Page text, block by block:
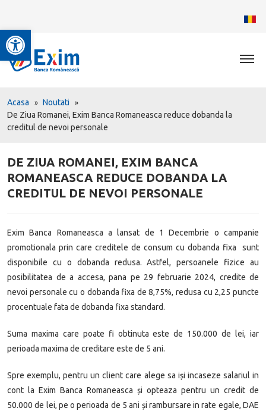
Deschide bara de unelte
Acasa
Noutati
De Ziua Romanei, Exim Banca Romaneasca reduce dobanda la
creditul de nevoi personale
DE ZIUA ROMANEI, EXIM BANCA
ROMANEASCA REDUCE DOBANDA LA
CREDITUL DE NEVOI PERSONALE
Exim Banca Romaneasca a lansat de 1 Decembrie o campanie
promotionala prin care creditele de consum cu dobanda fixa sunt
disponibile cu o dobanda redusa. Astfel, persoanele fizice au
posibilitatea de a accesa, pana pe 29 februarie 2024, credite de
nevoi personale cu o dobanda fixa de 8,75%, redusa cu 2,25 puncte
procentuale fata de dobanda fixa standard.
Suma maxima care poate fi obtinuta este de 150.000 de lei, iar
perioada maxima de creditare este de 5 ani.
Spre exemplu, pentru un client care alege sa iși incaseze salariul in
cont la Exim Banca Romaneasca și opteaza pentru un credit de
50.000 de lei, pe o perioada de 5 ani și rambursare in rate egale, DAE